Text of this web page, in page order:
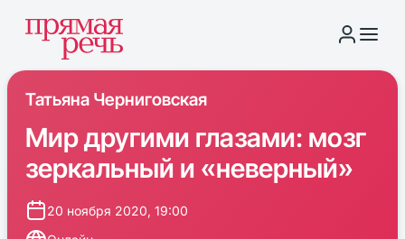
Татьяна Черниговская
Мир другими глазами: мозг
зеркальный и «неверный»
20 ноября 2020, 19:00